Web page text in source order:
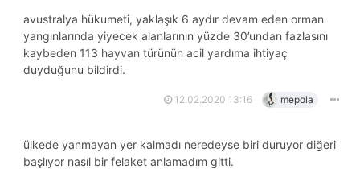
avustralya hükumeti, yaklaşık 6 aydır devam eden orman
yangınlarında yiyecek alanlarının yüzde 30’undan fazlasını
kaybeden 113 hayvan türünün acil yardıma ihtiyaç
duyduğunu bildirdi.
12.02.2020 13:16 mepola
ülkede yanmayan yer kalmadı neredeyse biri duruyor diğeri
başlıyor nasıl bir felaket anlamadım gitti.